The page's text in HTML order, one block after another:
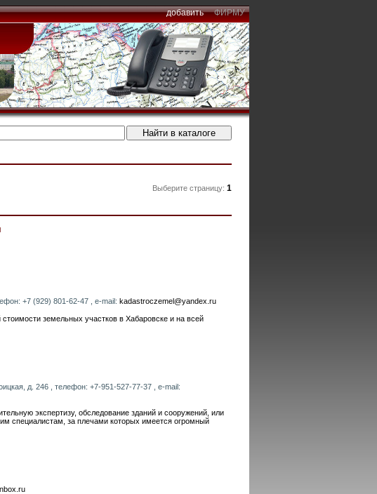
добавить ФИРМУ
Выберите страницу: 1
+7 (929) 801-62-47 , e-mail: kadastroczemel@yandex.ru
земельных участков в Хабаровске и на всей
д. 246 , телефон: +7-951-527-77-37 , e-mail:
экспертизу, обследование зданий и сооружений, или
специалистам, за плечами которых имеется огромный